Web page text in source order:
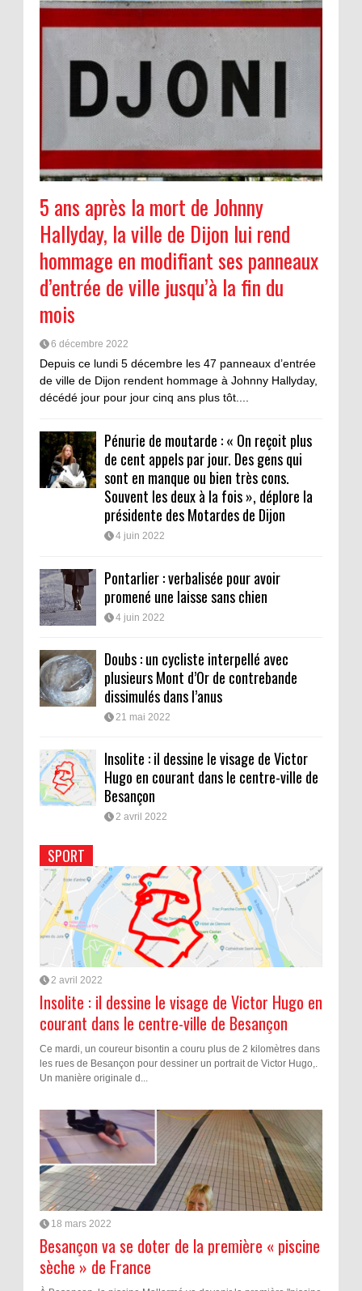
5 ans après la mort de Johnny
Hallyday, la ville de Dijon lui rend
hommage en modifiant ses panneaux
d’entrée de ville jusqu’à la fin du
mois
6 décembre 2022
Depuis ce lundi 5 décembre les 47 panneaux d’entrée
de ville de Dijon rendent hommage à Johnny Hallyday,
décédé jour pour jour cinq ans plus tôt....
Pénurie de moutarde : « On reçoit plus
de cent appels par jour. Des gens qui
sont en manque ou bien très cons.
Souvent les deux à la fois », déplore la
présidente des Motardes de Dijon
4 juin 2022
Pontarlier : verbalisée pour avoir
promené une laisse sans chien
4 juin 2022
Doubs : un cycliste interpellé avec
plusieurs Mont d’Or de contrebande
dissimulés dans l’anus
21 mai 2022
Insolite : il dessine le visage de Victor
Hugo en courant dans le centre-ville de
Besançon
2 avril 2022
SPORT
2 avril 2022
Insolite : il dessine le visage de Victor Hugo en
courant dans le centre-ville de Besançon
Ce mardi, un coureur bisontin a couru plus de 2 kilomètres dans
les rues de Besançon pour dessiner un portrait de Victor Hugo,.
Un manière originale d...
18 mars 2022
Besançon va se doter de la première « piscine
sèche » de France